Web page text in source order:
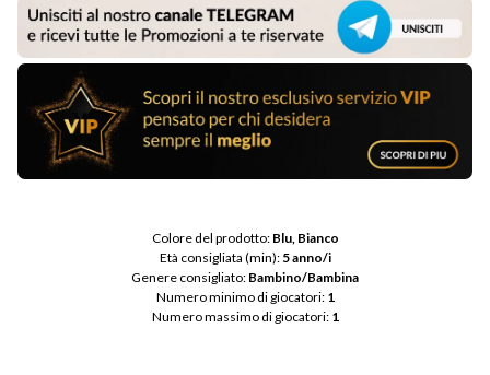
Colore del prodotto: Blu, Bianco
Età consigliata (min): 5 anno/i
Genere consigliato: Bambino/Bambina
Numero minimo di giocatori: 1
Numero massimo di giocatori: 1